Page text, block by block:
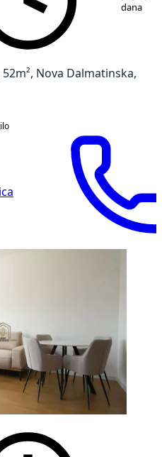
dana
Nova Dalmatinska,